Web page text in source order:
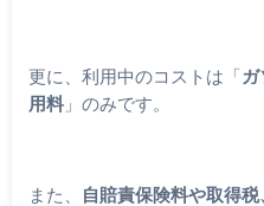
更に、利用中のコストは「
用料」のみです。
また、
自賠責保険料や取得